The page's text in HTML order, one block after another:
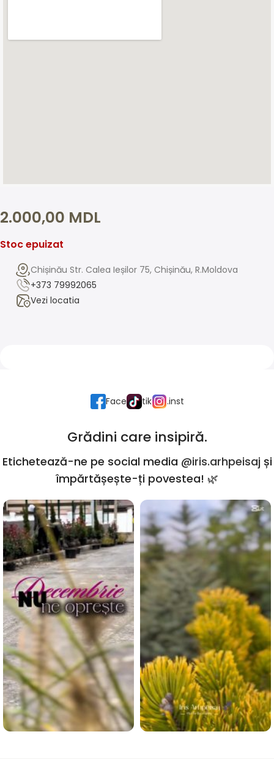
2.000,00 MDL
Stoc epuizat
Chișinău Str. Calea Ieșilor 75, Chișinău, R.Moldova
+373 79992065
Vezi locatia
Face tik .inst
Grădini care insipiră.
Etichetează-ne pe social media @iris.arhpeisaj și
împărtășește-ți povestea! 🌿